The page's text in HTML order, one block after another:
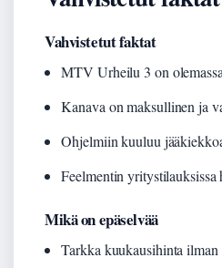
Vahvistetut faktat
MTV Urheilu 3 on
Kanava on maksullinen ja
Ohjelmiin kuuluu
Feelmentin
Mikä on epäselvää
Tarkka kuukausihinta